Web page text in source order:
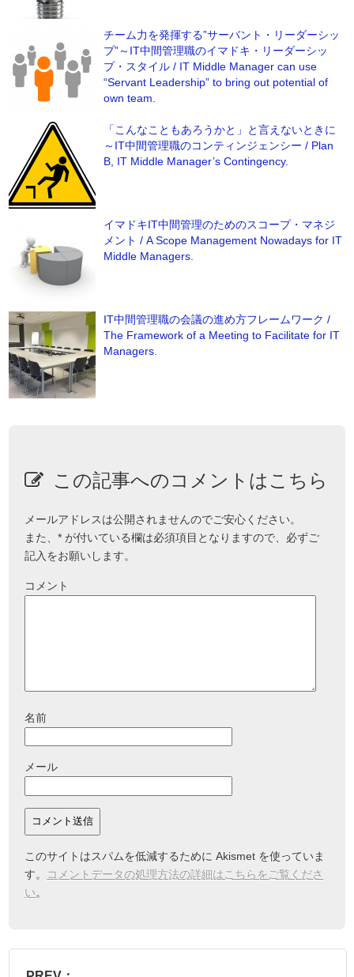
チーム力を発揮する”サーバント・リーダーシッ
プ”～IT中間管理職のイマドキ・リーダーシッ
プ・スタイル / IT Middle Manager can use
“Servant Leadership” to bring out potential of
own team.
「こんなこともあろうかと」と言えないときに
～IT中間管理職のコンティンジェンシー / Plan
B, IT Middle Manager’s Contingency.
イマドキIT中間管理のためのスコープ・マネジ
メント / A Scope Management Nowadays for IT
Middle Managers.
IT中間管理職の会議の進め方フレームワーク /
The Framework of a Meeting to Facilitate for IT
Managers.
この記事へのコメントはこちら
メールアドレスは公開されませんのでご安心ください。
また、* が付いている欄は必須項目となりますので、必ずご
記入をお願いします。
コメント
名前
メール
このサイトはスパムを低減するために Akismet を使っていま
す。
コメントデータの処理方法の詳細はこちらをご覧くださ
い。